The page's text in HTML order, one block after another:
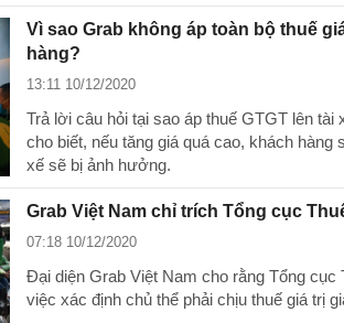
Vì sao Grab không áp toàn bộ thuế
hàng?
13:11 10/12/2020
Trả lời câu hỏi tại sao áp thuế GTGT lên tài
cho biết, nếu tăng giá quá cao, khách hàng
xế sẽ bị ảnh hưởng.
Grab Việt Nam chỉ trích Tổng cục
07:18 10/12/2020
Đại diện Grab Việt Nam cho rằng Tổng cục
việc xác định chủ thể phải chịu thuế giá trị